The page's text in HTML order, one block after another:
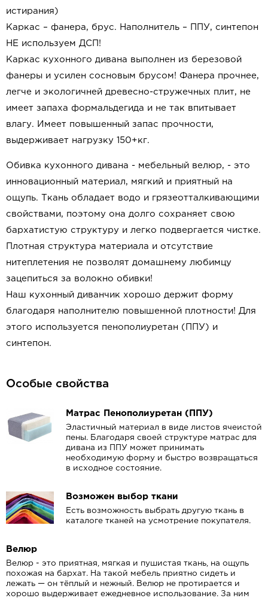
истирания)
Каркас – фанера, брус. Наполнитель – ППУ, синтепон
НЕ используем ДСП!
Каркас кухонного дивана выполнен из березовой
фанеры и усилен сосновым брусом! Фанера прочнее,
легче и экологичней древесно-стружечных плит, не
имеет запаха формальдегида и не так впитывает
влагу. Имеет повышенный запас прочности,
выдерживает нагрузку 150+кг.
Обивка кухонного дивана - мебельный велюр, - это
инновационный материал, мягкий и приятный на
ощупь. Ткань обладает водо и грязеотталкивающими
свойствами, поэтому она долго сохраняет свою
бархатистую структуру и легко подвергается чистке.
Плотная структура материала и отсутствие
нитеплетения не позволят домашнему любимцу
зацепиться за волокно обивки!
Наш кухонный диванчик хорошо держит форму
благодаря наполнителю повышенной плотности! Для
этого используется пенополиуретан (ППУ) и
синтепон.
Особые свойства
Матрас Пенополиуретан (ППУ)
Эластичный материал в виде листов ячеистой
пены. Благодаря своей структуре матрас для
дивана из ППУ может принимать
необходимую форму и быстро возвращаться
в исходное состояние.
Возможен выбор ткани
Есть возможность выбрать другую ткань в
каталоге тканей на усмотрение покупателя.
Велюр
Велюр - это приятная, мягкая и пушистая ткань, на ощупь
похожая на бархат. На такой мебель приятно сидеть и
лежать — он тёплый и нежный. Велюр не протирается и
хорошо выдерживает ежедневное использование. За ним